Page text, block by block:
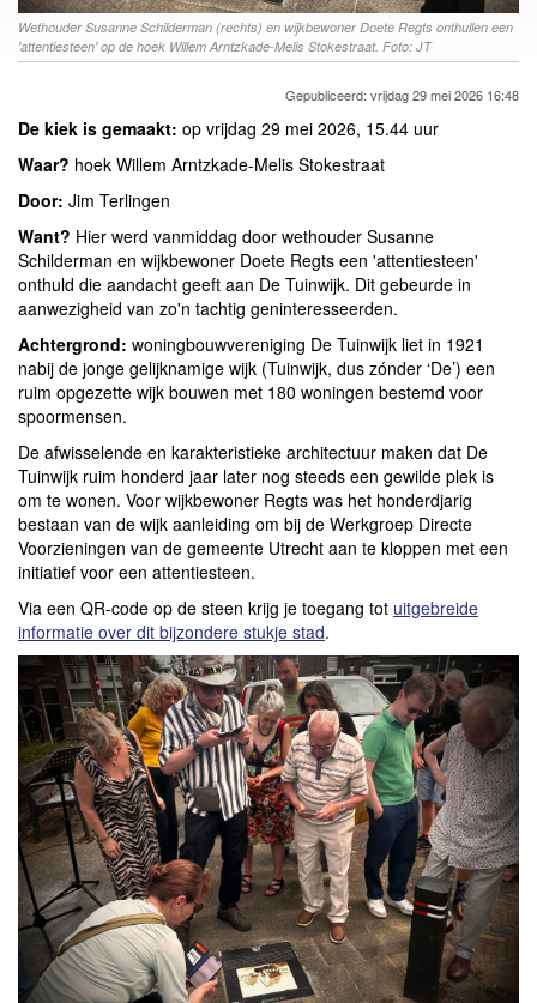
Wethouder Susanne Schilderman (rechts) en wijkbewoner Doete Regts onthullen een
'attentiesteen' op de hoek Willem Arntzkade-Melis Stokestraat. Foto: JT
Gepubliceerd: vrijdag 29 mei 2026 16:48
De kiek is gemaakt: op vrijdag 29 mei 2026, 15.44 uur
Waar? hoek Willem Arntzkade-Melis Stokestraat
Door: Jim Terlingen
Want? Hier werd vanmiddag door wethouder Susanne
Schilderman en wijkbewoner Doete Regts een 'attentiesteen'
onthuld die aandacht geeft aan De Tuinwijk. Dit gebeurde in
aanwezigheid van zo'n tachtig geninteresseerden.
Achtergrond: woningbouwvereniging De Tuinwijk liet in 1921
nabij de jonge gelijknamige wijk (Tuinwijk, dus zónder ‘De’) een
ruim opgezette wijk bouwen met 180 woningen bestemd voor
spoormensen.
De afwisselende en karakteristieke architectuur maken dat De
Tuinwijk ruim honderd jaar later nog steeds een gewilde plek is
om te wonen. Voor wijkbewoner Regts was het honderdjarig
bestaan van de wijk aanleiding om bij de Werkgroep Directe
Voorzieningen van de gemeente Utrecht aan te kloppen met een
initiatief voor een attentiesteen.
Via een QR-code op de steen krijg je toegang tot uitgebreide
informatie over dit bijzondere stukje stad.